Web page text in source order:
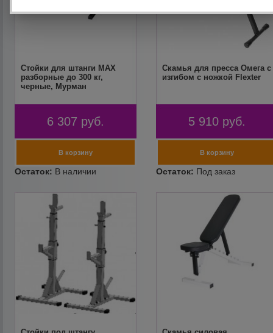
Стойки для штанги MAX
разборные до 300 кг,
черные, Мурман
6 307 руб.
Скамья для пресса Омега с
изгибом с ножкой Flexter
5 910 руб.